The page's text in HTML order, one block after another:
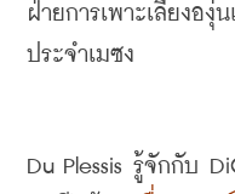
ฝ่ายการเพาะเลี้ยงอ
ประจำเมซง
Du Plessis รู้จักกับ